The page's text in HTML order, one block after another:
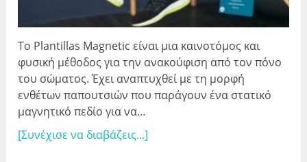
Το Plantillas Magnetic είναι μια καινοτόμος και
φυσική μέθοδος για την ανακούφιση από τον πόνο
του σώματος. Έχει αναπτυχθεί με τη μορφή
ενθέτων παπουτσιών που παράγουν ένα στατικό
μαγνητικό πεδίο για να…
[Συνέχισε να διαβάζεις...]